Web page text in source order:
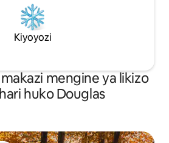
Kiyoyozi
mengine ya likizo
huko Douglas